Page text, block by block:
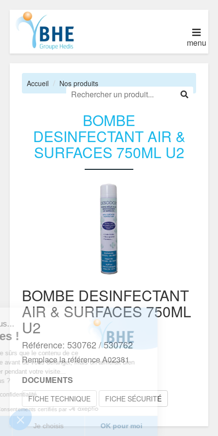
nous...
!
d’être sûrs que le contenu de ce
avant de vous déranger, mais on aimerait bien
pendant votre visite...
vous ?
de confidentialité
Consentements certifiés par
Je choisis OK pour moi
menu
Accueil Nos produits
BOMBE
DESINFECTANT AIR &
SURFACES 750ML U2
BOMBE DESINFECTANT
AIR & SURFACES 750ML
U2
Référence: 530762 / 530762
Remplace la référence A02381
DOCUMENTS
FICHE TECHNIQUE FICHE SÉCURITÉ